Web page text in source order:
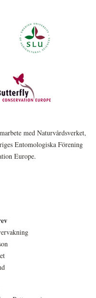
med Naturvårdsverket,
Entomologiska Förening
Europe.